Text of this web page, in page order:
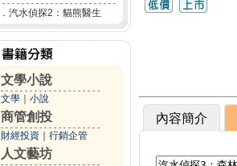
． 汽水偵探2：貓熊醫生
文學小說
文學 小說
商管創投
財經投資 行銷企管
人文藝坊
內容簡介